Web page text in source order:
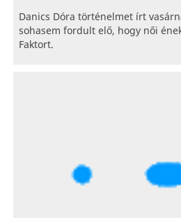
Danics Dóra történelmet írt
sohasem fordult elő, hogy női
Faktort.